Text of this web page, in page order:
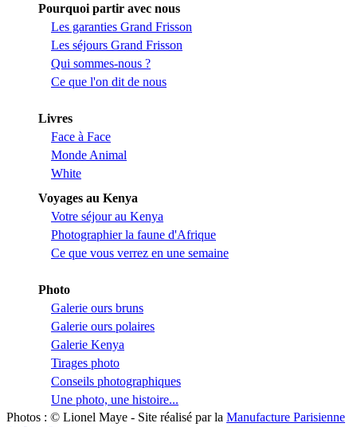
Pourquoi partir avec nous
Les garanties Grand Frisson
Les séjours Grand Frisson
Qui sommes-nous ?
Ce que l'on dit de nous
Livres
Face à Face
Monde Animal
White
Voyages au Kenya
Votre séjour au Kenya
Photographier la faune d'Afrique
Ce que vous verrez en une semaine
Photo
Galerie ours bruns
Galerie ours polaires
Galerie Kenya
Tirages photo
Conseils photographiques
Une photo, une histoire...
Photos : © Lionel Maye - Site réalisé par la Manufacture Parisienne